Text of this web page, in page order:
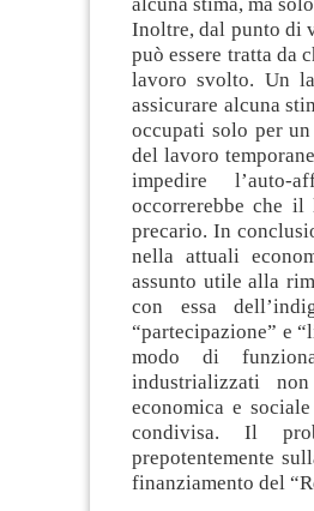
Inoltre, dal punto di
può essere tratta da
lavoro svolto. Un
assicurare alcuna
occupati solo per
del lavoro
impedire l’auto-
occorrerebbe che il
precario. In
nella attuali
assunto utile alla
con essa
“partecipazione” e
modo di
industrializzati
economica e
condivisa. Il
prepotentemente
finanziamento del